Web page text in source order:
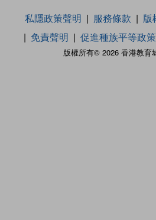
版權所有© 2026 香港教育
私隱政策聲明 服務條款
版
免責聲明
促進種族平等政策